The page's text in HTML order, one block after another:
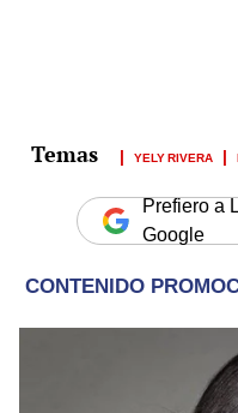
YELY RIVERA
Prefiero a
Google